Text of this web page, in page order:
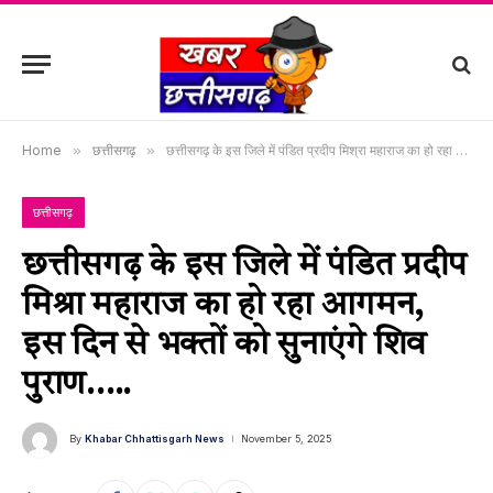
Home » छत्तीसगढ़ » छत्तीसगढ़ के इस जिले में पंडित प्रदीप मिश्रा महाराज का हो रहा आगमन, इस दिन से भक्तों को सुनाएंगे शिव पुराण…..
छत्तीसगढ़
छत्तीसगढ़ के इस जिले में पंडित प्रदीप
मिश्रा महाराज का हो रहा आगमन,
इस दिन से भक्तों को सुनाएंगे शिव
पुराण…..
By Khabar Chhattisgarh News November 5, 2025